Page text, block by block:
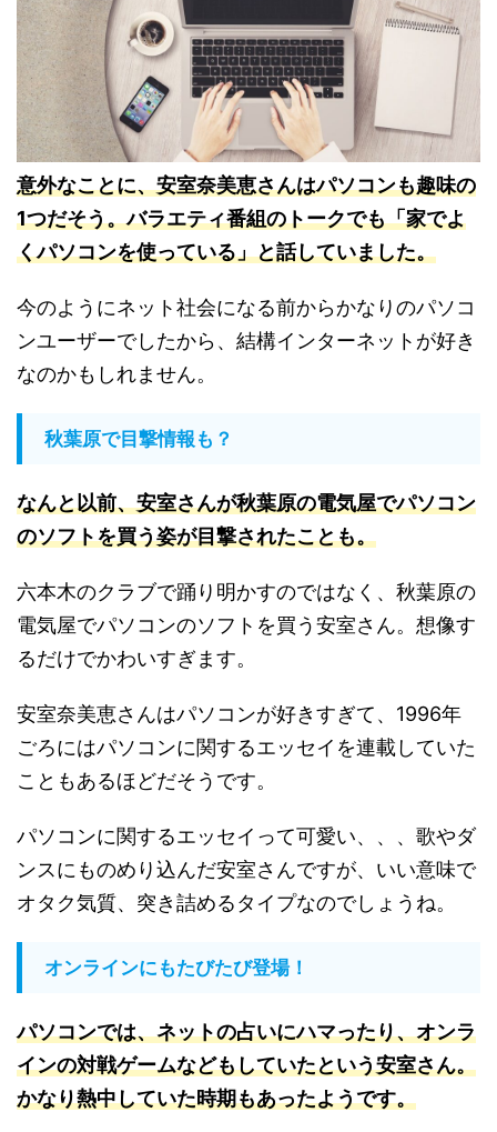
意外なことに、安室奈美恵さんはパソコンも趣味の
1つだそう。バラエティ番組のトークでも「家でよ
くパソコンを使っている」と話していました。
今のようにネット社会になる前からかなりのパソコ
ンユーザーでしたから、結構インターネットが好き
なのかもしれません。
秋葉原で目撃情報も？
なんと以前、安室さんが秋葉原の電気屋でパソコン
のソフトを買う姿が目撃されたことも。
六本木のクラブで踊り明かすのではなく、秋葉原の
電気屋でパソコンのソフトを買う安室さん。想像す
るだけでかわいすぎます。
安室奈美恵さんはパソコンが好きすぎて、1996年
ごろにはパソコンに関するエッセイを連載していた
こともあるほどだそうです。
パソコンに関するエッセイって可愛い、、、歌やダ
ンスにものめり込んだ安室さんですが、いい意味で
オタク気質、突き詰めるタイプなのでしょうね。
オンラインにもたびたび登場！
パソコンでは、ネットの占いにハマったり、オンラ
インの対戦ゲームなどもしていたという安室さん。
かなり熱中していた時期もあったようです。